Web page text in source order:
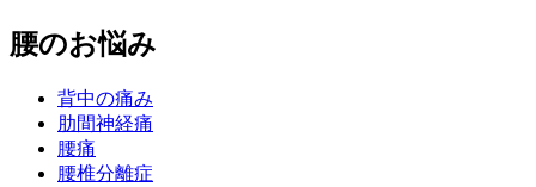
腰のお悩み
背中の痛み
肋間神経痛
腰痛
腰椎分離症